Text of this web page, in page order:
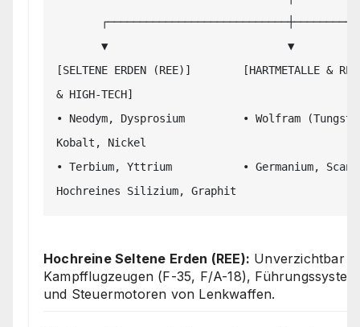
[SELTENE ERDEN (REE)]        [HARTMETALLE &
& HIGH-TECH]
• Neodym, Dysprosium         • Wolfram
Kobalt, Nickel
• Terbium, Yttrium           • Germanium,
Hochreine Seltene Erden (REE): Unverzichtbar
Kampfflugzeugen (F-35, F/A-18),
und Steuermotoren von Lenkwaffen.